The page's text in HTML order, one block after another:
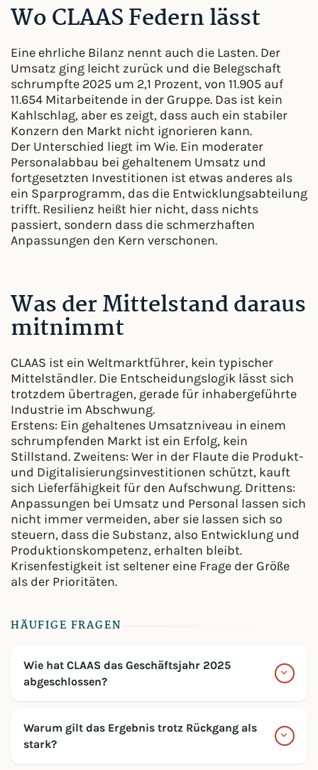
Wo CLAAS Federn lässt
Eine ehrliche Bilanz nennt auch die Lasten. Der
Umsatz ging leicht zurück und die Belegschaft
schrumpfte 2025 um 2,1 Prozent, von 11.905 auf
11.654 Mitarbeitende in der Gruppe. Das ist kein
Kahlschlag, aber es zeigt, dass auch ein stabiler
Konzern den Markt nicht ignorieren kann.
Der Unterschied liegt im Wie. Ein moderater
Personalabbau bei gehaltenem Umsatz und
fortgesetzten Investitionen ist etwas anderes als
ein Sparprogramm, das die Entwicklungsabteilung
trifft. Resilienz heißt hier nicht, dass nichts
passiert, sondern dass die schmerzhaften
Anpassungen den Kern verschonen.
Was der Mittelstand daraus
mitnimmt
CLAAS ist ein Weltmarktführer, kein typischer
Mittelständler. Die Entscheidungslogik lässt sich
trotzdem übertragen, gerade für inhabergeführte
Industrie im Abschwung.
Erstens: Ein gehaltenes Umsatzniveau in einem
schrumpfenden Markt ist ein Erfolg, kein
Stillstand. Zweitens: Wer in der Flaute die Produkt-
und Digitalisierungsinvestitionen schützt, kauft
sich Lieferfähigkeit für den Aufschwung. Drittens:
Anpassungen bei Umsatz und Personal lassen sich
nicht immer vermeiden, aber sie lassen sich so
steuern, dass die Substanz, also Entwicklung und
Produktionskompetenz, erhalten bleibt.
Krisenfestigkeit ist seltener eine Frage der Größe
als der Prioritäten.
HÄUFIGE FRAGEN
Wie hat CLAAS das Geschäftsjahr 2025
abgeschlossen?
Warum gilt das Ergebnis trotz Rückgang als
stark?